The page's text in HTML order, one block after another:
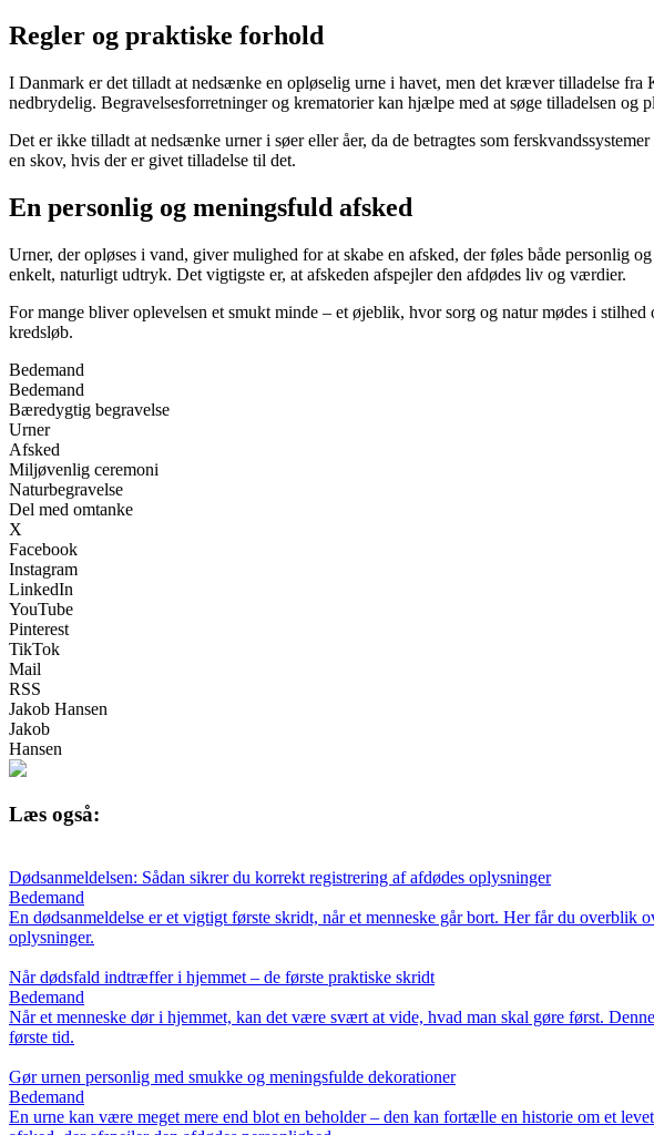
Regler og praktiske forhold
I Danmark er det tilladt at nedsænke en opløselig urne i havet, men det kræver tilladelse
nedbrydelig. Begravelsesforretninger og krematorier kan hjælpe med at søge tilladelsen og
Det er ikke tilladt at nedsænke urner i søer eller åer, da de betragtes som
en skov, hvis der er givet tilladelse til det.
En personlig og meningsfuld afsked
Urner, der opløses i vand, giver mulighed for at skabe en afsked, der føles både personlig
enkelt, naturligt udtryk. Det vigtigste er, at afskeden afspejler den afdødes liv og værdier.
For mange bliver oplevelsen et smukt minde – et øjeblik, hvor sorg og natur mødes i
kredsløb.
Bedemand
Bedemand
Bæredygtig begravelse
Urner
Afsked
Miljøvenlig ceremoni
Naturbegravelse
Del med omtanke
X
Facebook
Instagram
LinkedIn
YouTube
Pinterest
TikTok
Mail
RSS
Jakob Hansen
Jakob
Hansen
Læs også:
Dødsanmeldelsen: Sådan sikrer du korrekt registrering af afdødes oplysninger
Bedemand
En dødsanmeldelse er et vigtigt første skridt, når et menneske går bort. Her får du overblik
oplysninger.
Når dødsfald indtræffer i hjemmet – de første praktiske skridt
Bedemand
Når et menneske dør i hjemmet, kan det være svært at vide, hvad man skal gøre først.
første tid.
Gør urnen personlig med smukke og meningsfulde dekorationer
Bedemand
En urne kan være meget mere end blot en beholder – den kan fortælle en historie om et